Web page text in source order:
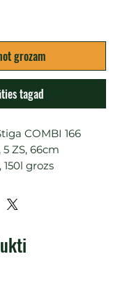
grozam
tagad
COMBI 166
5 ZS, 66cm
grozs